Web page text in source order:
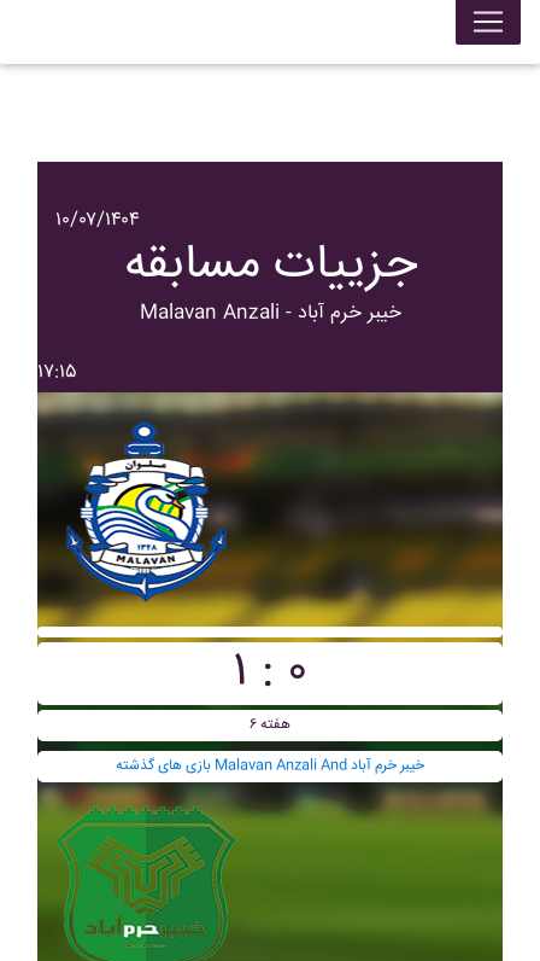
۱۰/۰۷/۱۴۰۴
جزییات مسابقه
Malavan Anzali - خيبر خرم آباد
۱۷:۱۵
۱ : ۰
هفته ۶
بازی های گذشته Malavan Anzali And خيبر خرم آباد